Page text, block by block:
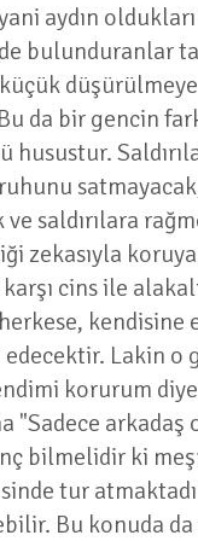
aydın
bulunduranlar
küçük düşürülmeye
da bir gencin
husustur.
saldırılara
zekasıyla
cins ile
kendisine
Lakin o
korurum
"Sadece arkadaş
bilmelidir ki
tur
Bu konuda